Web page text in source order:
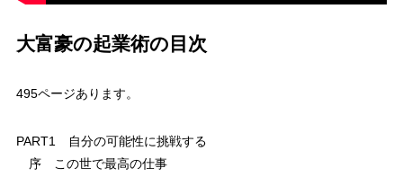
大富豪の起業術の目次
495ページあります。
PART1 自分の可能性に挑戦する
序 この世で最高の仕事